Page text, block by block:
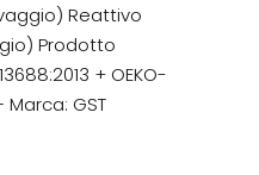
Reattivo
Prodotto
+ OEKO-
Marca: GST